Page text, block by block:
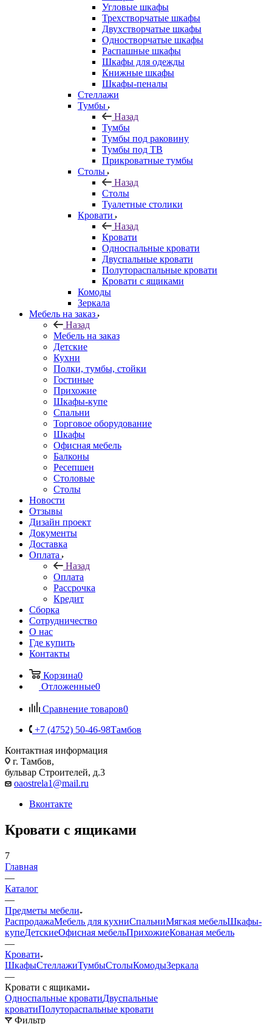
Угловые шкафы
Трехстворчатые шкафы
Двухстворчатые шкафы
Одностворчатые шкафы
Распашные шкафы
Шкафы для одежды
Книжные шкафы
Шкафы-пеналы
Стеллажи
Тумбы
Назад
Тумбы
Тумбы под раковину
Тумбы под ТВ
Прикроватные тумбы
Столы
Назад
Столы
Туалетные столики
Кровати
Назад
Кровати
Односпальные кровати
Двуспальные кровати
Полутораспальные кровати
Кровати с ящиками
Комоды
Зеркала
Мебель на заказ
Назад
Мебель на заказ
Детские
Кухни
Полки, тумбы, стойки
Гостиные
Прихожие
Шкафы-купе
Спальни
Торговое оборудование
Шкафы
Офисная мебель
Балконы
Ресепшен
Столовые
Столы
Новости
Отзывы
Дизайн проект
Документы
Доставка
Оплата
Назад
Оплата
Рассрочка
Кредит
Сборка
Сотрудничество
О нас
Где купить
Контакты
Корзина0
Отложенные0
Сравнение товаров0
+7 (4752) 50-46-98Тамбов
Контактная информация
г. Тамбов,
бульвар Строителей, д.3
oaostrela1@mail.ru
Вконтакте
Кровати с ящиками
7
Главная
—
Каталог
—
Предметы мебели
РаспродажаМебель для кухниСпальниМягкая мебельШкафы-
купеДетскиеОфисная мебельПрихожиеКованая мебель
—
Кровати
ШкафыСтеллажиТумбыСтолыКомодыЗеркала
—
Кровати с ящиками
Односпальные кроватиДвуспальные
кроватиПолутораспальные кровати
Фильтр